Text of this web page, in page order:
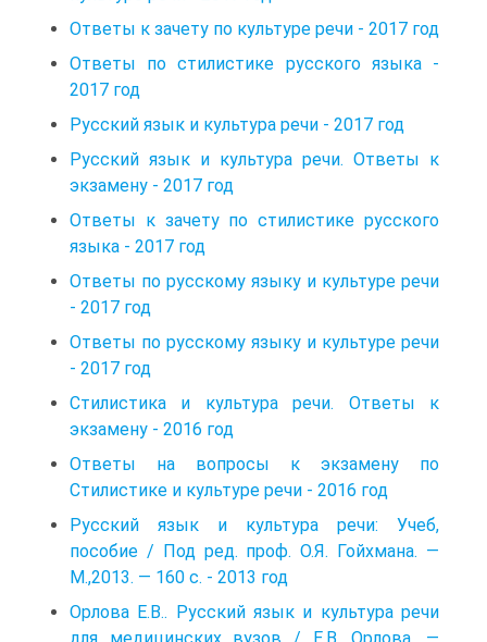
Ответы к зачету по культуре речи - 2017 год
Ответы по стилистике русского языка -
2017 год
Русский язык и культура речи - 2017 год
Русский язык и культура речи. Ответы к
экзамену - 2017 год
Ответы к зачету по стилистике русского
языка - 2017 год
Ответы по русскому языку и культуре речи
- 2017 год
Ответы по русскому языку и культуре речи
- 2017 год
Стилистика и культура речи. Ответы к
экзамену - 2016 год
Ответы на вопросы к экзамену по
Стилистике и культуре речи - 2016 год
Русский язык и культура речи: Учеб,
пособие / Под ред. проф. О.Я. Гойхмана. —
М.,2013. — 160 с. - 2013 год
Орлова Е.В.. Русский язык и культура речи